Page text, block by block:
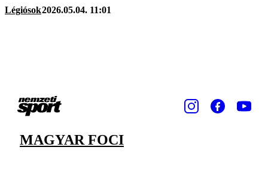
Légiósok2026.05.04. 11:01
MAGYAR FOCI